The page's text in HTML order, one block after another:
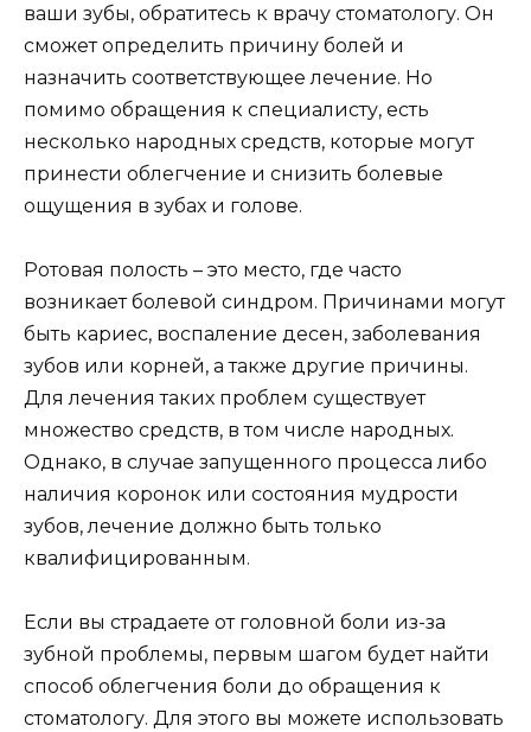
ваши зубы, обратитесь к врачу стоматологу. Он
сможет определить причину болей и
назначить соответствующее лечение. Но
помимо обращения к специалисту, есть
несколько народных средств, которые могут
принести облегчение и снизить болевые
ощущения в зубах и голове.
Ротовая полость – это место, где часто
возникает болевой синдром. Причинами могут
быть кариес, воспаление десен, заболевания
зубов или корней, а также другие причины.
Для лечения таких проблем существует
множество средств, в том числе народных.
Однако, в случае запущенного процесса либо
наличия коронок или состояния мудрости
зубов, лечение должно быть только
квалифицированным.
Если вы страдаете от головной боли из-за
зубной проблемы, первым шагом будет найти
способ облегчения боли до обращения к
стоматологу. Для этого вы можете использовать